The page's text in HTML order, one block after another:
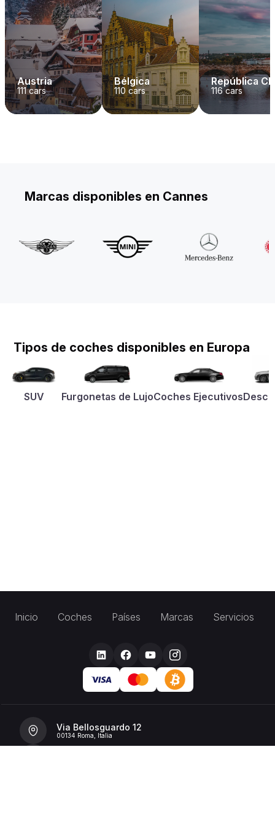
Austria
111cars
Bélgica
110 cars
República
116cars
Marcas disponibles en Cannes
Tipos de coches disponibles en Europa
SUV Furgonetas de LujoCoches Ejecutivos
Inicio Coches Países Marcas Servicios
Via Bellosguardo 12
00134 Roma, Italia